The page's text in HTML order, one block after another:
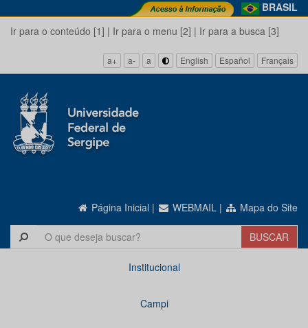
BRASIL
Ir para o conteúdo [1] | Ir para o menu [2] | Ir para a busca [3]
a+ a- a English Español Français
Página Inicial | WEBMAIL | Mapa do Site
Institucional
Campi